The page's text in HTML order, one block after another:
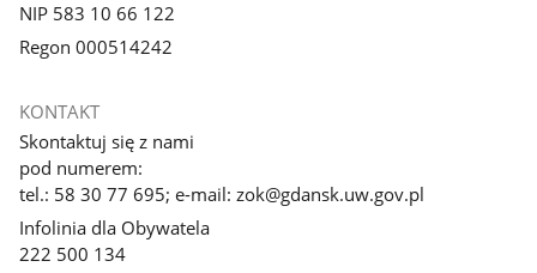
NIP 583 10 66 122
Regon 000514242
KONTAKT
Skontaktuj się z nami
pod numerem:
tel.: 58 30 77 695; e-mail: zok@gdansk.uw.gov.pl
Infolinia dla Obywatela
222 500 134